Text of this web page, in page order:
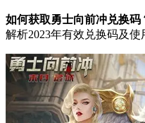
如何获取勇士向前冲兑换码
解析2023年有效兑换码及使